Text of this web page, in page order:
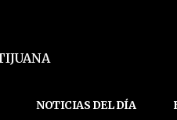
NOTICIAS DEL DÍA